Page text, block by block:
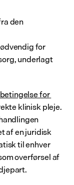
den
for
underlagt
for
klinisk pleje.
af en juridisk
til enhver
overførsel af